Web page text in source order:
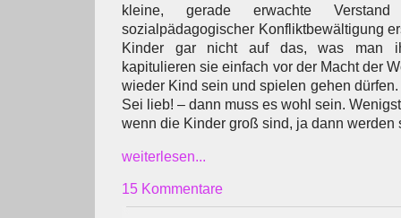
kleine, gerade erwachte
sozialpädagogischer Konfliktbewältigung
Kinder gar nicht auf das, was man
kapitulieren sie einfach vor der Macht der
wieder Kind sein und spielen gehen
Sei lieb! – dann muss es wohl sein.
wenn die Kinder groß sind, ja dann werden
weiterlesen...
15 Kommentare